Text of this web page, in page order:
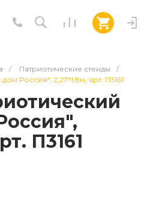
/ Патриотические стенды
/
Россия", 2,27*1,8м, арт. П3161
П3161